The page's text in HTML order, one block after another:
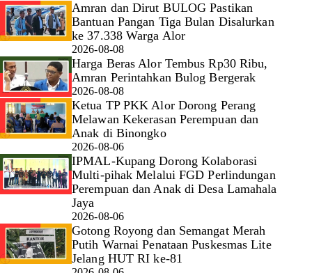
Amran dan Dirut BULOG Pastikan
Bantuan Pangan Tiga Bulan Disalurkan
ke 37.338 Warga Alor
2026-08-08
Harga Beras Alor Tembus Rp30 Ribu,
Amran Perintahkan Bulog Bergerak
2026-08-08
Ketua TP PKK Alor Dorong Perang
Melawan Kekerasan Perempuan dan
Anak di Binongko
2026-08-06
IPMAL-Kupang Dorong Kolaborasi
Multi-pihak Melalui FGD Perlindungan
Perempuan dan Anak di Desa Lamahala
Jaya
2026-08-06
Gotong Royong dan Semangat Merah
Putih Warnai Penataan Puskesmas Lite
Jelang HUT RI ke-81